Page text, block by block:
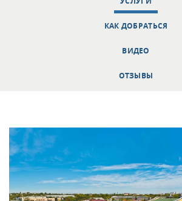
КАК ДОБРАТЬСЯ
ВИДЕО
ОТЗЫВЫ